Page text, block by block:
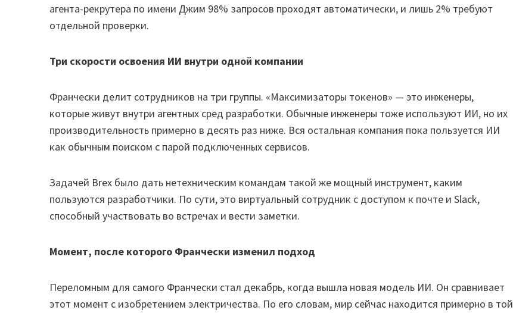
агента-рекрутера по имени Джим 98% запросов проходят автоматически, и лишь 2% требуют
отдельной проверки.
Три скорости освоения ИИ внутри одной компании
Франчески делит сотрудников на три группы. «Максимизаторы токенов» — это инженеры,
которые живут внутри агентных сред разработки. Обычные инженеры тоже используют ИИ, но их
производительность примерно в десять раз ниже. Вся остальная компания пока пользуется ИИ
как обычным поиском с парой подключенных сервисов.
Задачей Brex было дать нетехническим командам такой же мощный инструмент, каким
пользуются разработчики. По сути, это виртуальный сотрудник с доступом к почте и Slack,
способный участвовать во встречах и вести заметки.
Момент, после которого Франчески изменил подход
Переломным для самого Франчески стал декабрь, когда вышла новая модель ИИ. Он сравнивает
этот момент с изобретением электричества. По его словам, мир сейчас находится примерно в той